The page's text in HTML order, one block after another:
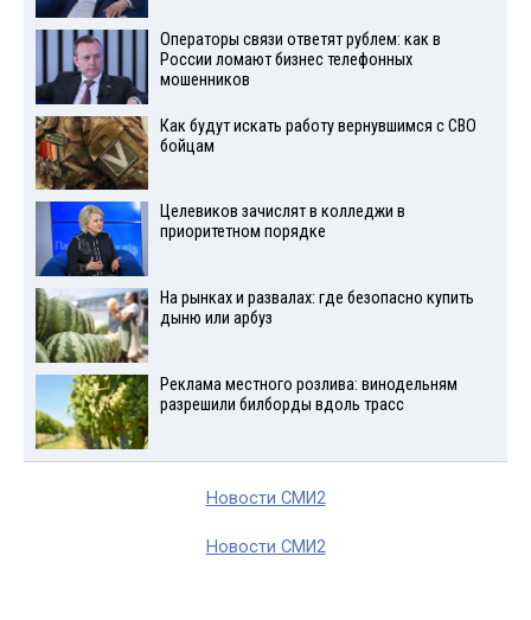
Операторы связи ответят рублем: как в
России ломают бизнес телефонных
мошенников
Как будут искать работу вернувшимся с СВО
бойцам
Целевиков зачислят в колледжи в
приоритетном порядке
На рынках и развалах: где безопасно купить
дыню или арбуз
Реклама местного розлива: винодельням
разрешили билборды вдоль трасс
Новости СМИ2
Новости СМИ2